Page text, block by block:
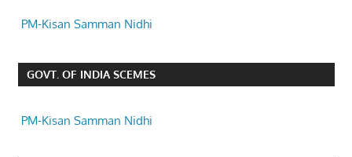
PM-Kisan Samman Nidhi
GOVT. OF INDIA SCEMES
PM-Kisan Samman Nidhi